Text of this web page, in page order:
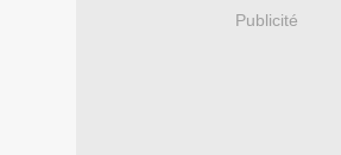
Publicité